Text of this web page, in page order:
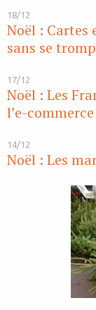
18/12
Noël :
sans se
17/12
Noël : Les
l’e-commerce
14/12
Noël : Les